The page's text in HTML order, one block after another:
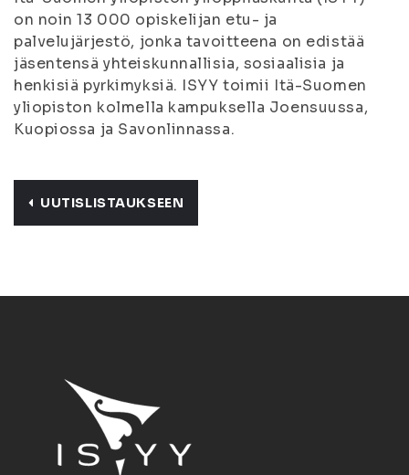
on noin 13 000 opiskelijan etu- ja
palvelujärjestö, jonka tavoitteena on edistää
jäsentensä yhteiskunnallisia, sosiaalisia ja
henkisiä pyrkimyksiä. ISYY toimii Itä-Suomen
yliopiston kolmella kampuksella Joensuussa,
Kuopiossa ja Savonlinnassa.
UUTISLISTAUKSEEN